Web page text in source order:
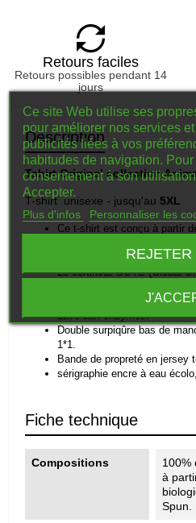
Retours faciles
Retours possibles pendant 14
jours
Description
Tshirt Original collection
T-shirt unisexe - jusqu'au 5XL
Ce t-shirt est conçu à partir
RingSpun.
LecertificatGOTS(Global
straight.
Lavéauxenzymes.
Doublesurpiqûrebasde
1*1.
Bande de propreté en jersey
sérigraphie encre à eau
Fiche technique
Compositions
100%
à
Spun.
Ce site Web utilise ses
pour améliorer nos services
publicités liées à vos
habitudes de navigation.
consentement à son
Accepter.
Plus d'infos Personnaliser les
REJETER